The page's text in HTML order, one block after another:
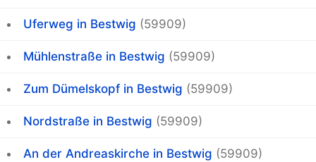
Uferweg in Bestwig (59909)
Mühlenstraße in Bestwig (59909)
Zum Dümelskopf in Bestwig (59909)
Nordstraße in Bestwig (59909)
An der Andreaskirche in Bestwig (59909)